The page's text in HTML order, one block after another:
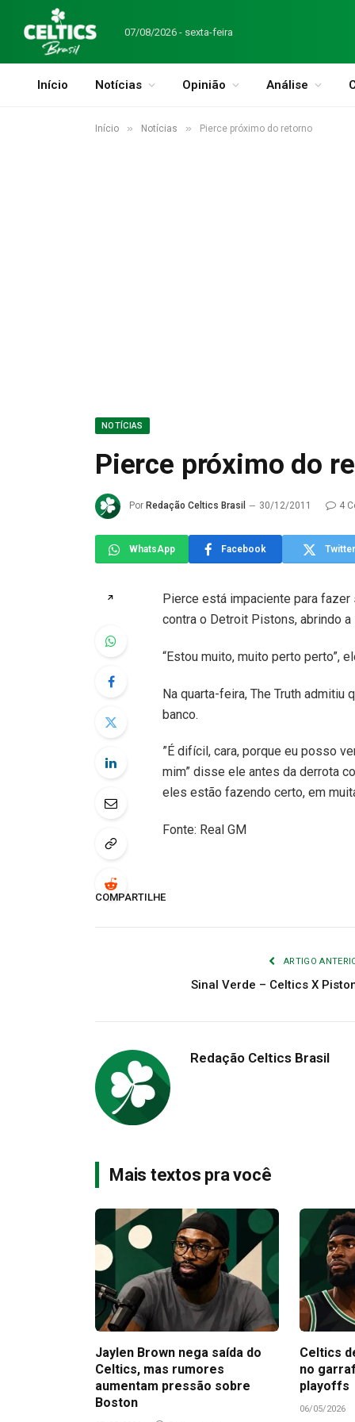
07/08/2026 - sexta-feira
Início Notícias Opinião Análise
Início » Notícias » Pierce próximo do retorno
NOTÍCIAS
Pierce próximo do
Por Redação Celtics Brasil 30/12/2011 4
WhatsApp Facebook Twitter
↗
Pierce está impaciente para
contra o Detroit Pistons, abrindo a
“Estou muito, muito perto perto”,
Na quarta-feira, The Truth
banco.
”É difícil, cara, porque eu posso
mim” disse ele antes da derrota
eles estão fazendo certo, em
Fonte: Real GM
COMPARTILHE
ARTIGO
Sinal Verde – Celtics X
Redação Celtics Brasil
Mais textos pra você
Jaylen Brown nega saída do
Celtics, mas rumores
aumentam pressão sobre
Boston
Celtics
no
playoffs
06/05/2026